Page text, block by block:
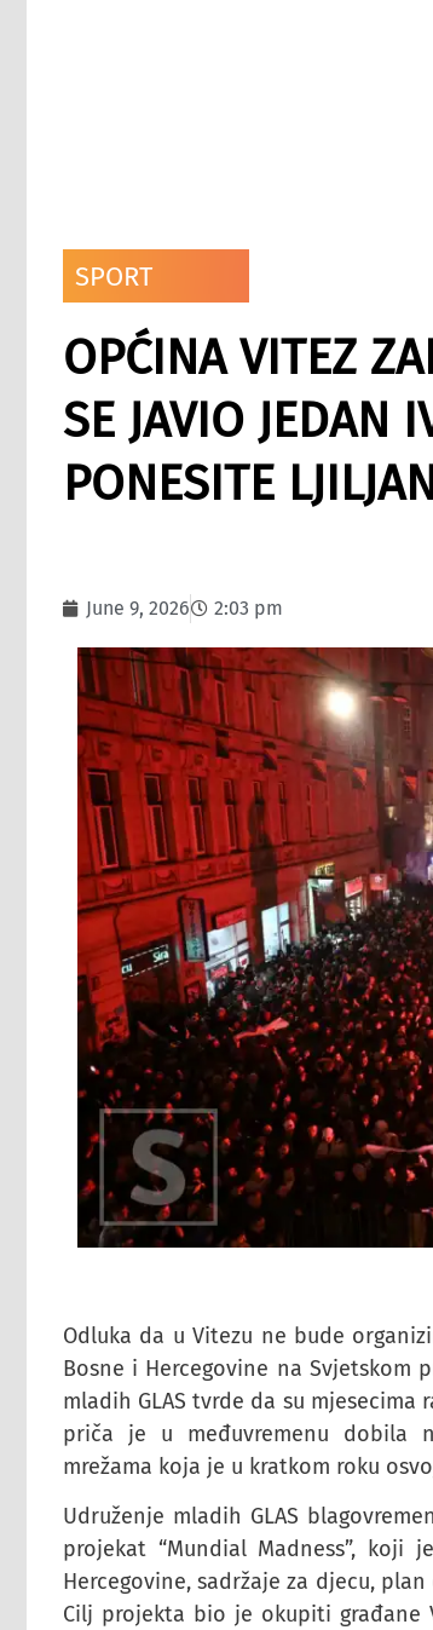
SPORT
OPĆINA VITEZ
SE JAVIO JEDAN
PONESITE
June 9, 2026 2:03 pm
Odluka da u Vitezu ne bude
Bosne i Hercegovine na Svjetskom
mladih GLAS tvrde da su
priča je u međuvremenu dobila
mrežama koja je u kratkom roku
Udruženje mladih GLAS
projekat “Mundial Madness”, koji
Hercegovine, sadržaje za djecu,
Cilj projekta bio je okupiti građane